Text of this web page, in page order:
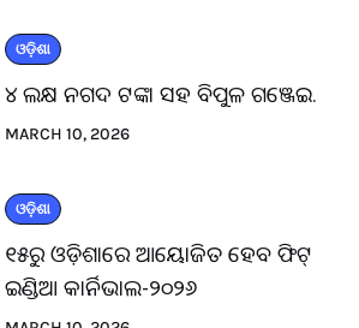
ଓଡ଼ିଶା
୪ ଲକ୍ଷ ନଗଦ ଟଙ୍କା ସହ ବିପୁଳ ଗଞ୍ଜେଇ.
MARCH 10, 2026
ଓଡ଼ିଶା
୧୫ରୁ ଓଡ଼ିଶାରେ ଆୟୋଜିତ ହେବ ଫିଟ୍
ଇଣ୍ଡିଆ କାର୍ନିଭାଲ-୨୦୨୬